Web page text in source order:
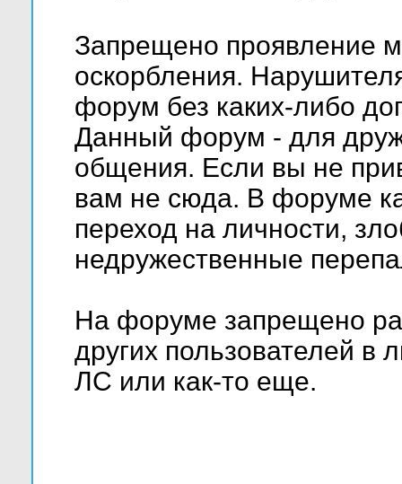
Запрещено проявление
оскорбления.
форум без каких-либо
Данный форум - для
общения. Если вы не
вам не сюда. В форуме
переход на личности,
недружественные
На форуме запрещено
других пользователей в
ЛС или как-то еще.